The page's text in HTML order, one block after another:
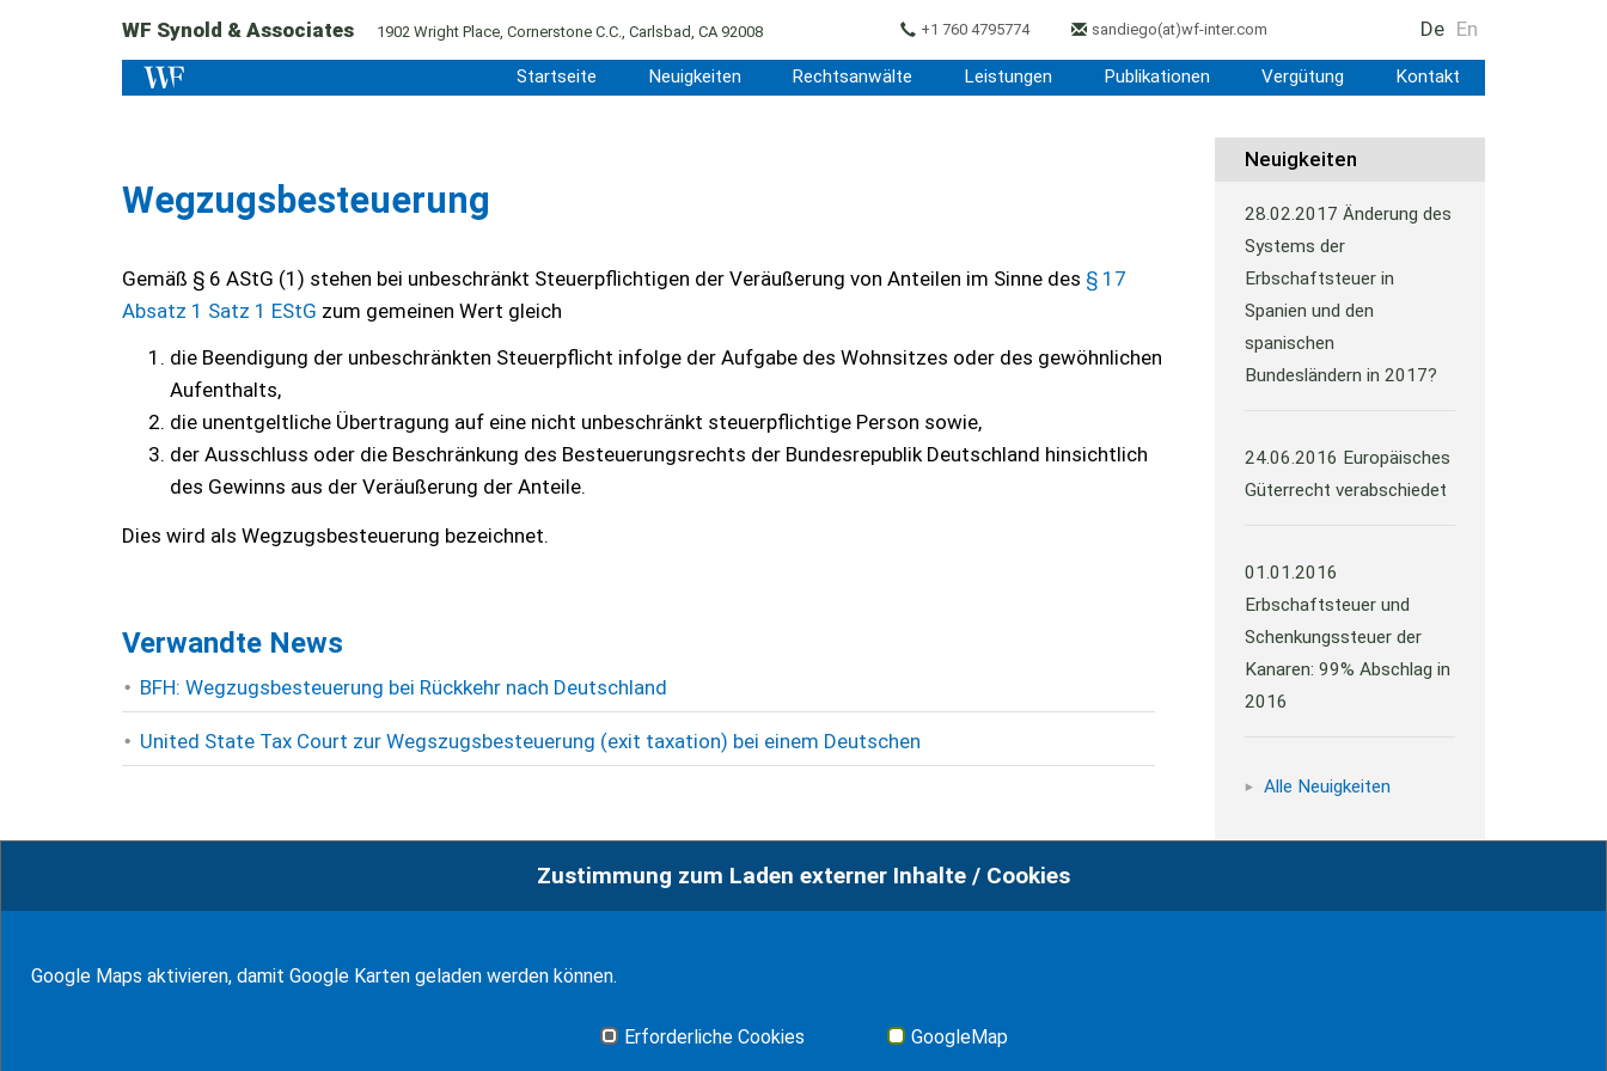
WF Synold & Associates 1902 Wright Place, Cornerstone C.C., Carlsbad, CA 92008 sandiego(at)wf-inter.com
+1 760 4795774 De En
Startseite Neuigkeiten Rechtsanwälte Leistungen Publikationen Vergütung Kontakt
Wegzugsbesteuerung
Gemäß § 6 AStG (1) stehen bei unbeschränkt Steuerpflichtigen der Veräußerung von Anteilen im Sinne des § 17
Absatz 1 Satz 1 EStG zum gemeinen Wert gleich
die Beendigung der unbeschränkten Steuerpflicht infolge der Aufgabe des Wohnsitzes oder des gewöhnlichen
Aufenthalts,
die unentgeltliche Übertragung auf eine nicht unbeschränkt steuerpflichtige Person sowie,
der Ausschluss oder die Beschränkung des Besteuerungsrechts der Bundesrepublik Deutschland hinsichtlich
des Gewinns aus der Veräußerung der Anteile.
Dies wird als Wegzugsbesteuerung bezeichnet.
Verwandte News
BFH: Wegzugsbesteuerung bei Rückkehr nach Deutschland
United State Tax Court zur Wegszugsbesteuerung (exit taxation) bei einem Deutschen
Neuigkeiten
28.02.2017Änderung des
Systems der
Erbschaftsteuer in
Spanien und den
spanischen
Bundesländern in 2017?
24.06.2016 Europäisches
Güterrecht verabschiedet
01.01.2016
Erbschaftsteuer und
Schenkungssteuer der
Kanaren: 99% Abschlag in
2016
Alle Neuigkeiten
© WF Synold & Associates 2026 Impressum Kontakt Datenschutz
Zustimmung zum Laden externer Inhalte / Cookies
Google Maps aktivieren, damit Google Karten geladen werden können.
Erforderliche Cookies GoogleMap